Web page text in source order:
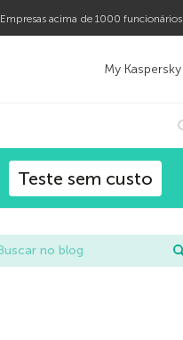
Empresas acima de 1000 funcionários
My Kaspersky
Teste sem custo